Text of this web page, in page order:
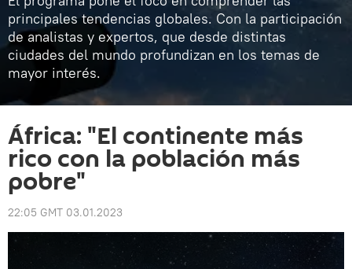
principales tendencias globales. Con la participación
de analistas y expertos, que desde distintas
ciudades del mundo profundizan en los temas de
mayor interés.
África: "El continente más
rico con la población más
pobre"
22:05 GMT 03.01.2023